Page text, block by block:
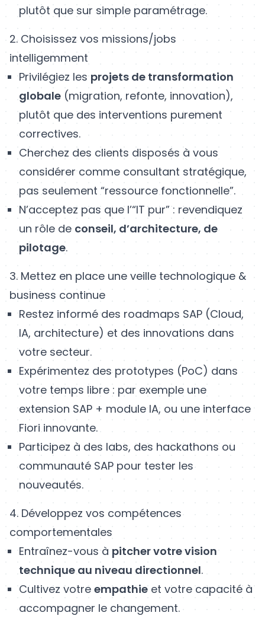
plutôt que sur simple paramétrage.
2. Choisissez vos missions/jobs
intelligemment
Privilégiez les projets de transformation
globale (migration, refonte, innovation),
plutôt que des interventions purement
correctives.
Cherchez des clients disposés à vous
considérer comme consultant stratégique,
pas seulement “ressource fonctionnelle”.
N’acceptez pas que l’“IT pur” : revendiquez
un rôle de conseil, d’architecture, de
pilotage.
3. Mettez en place une veille technologique &
business continue
Restez informé des roadmaps SAP (Cloud,
IA, architecture) et des innovations dans
votre secteur.
Expérimentez des prototypes (PoC) dans
votre temps libre : par exemple une
extension SAP + module IA, ou une interface
Fiori innovante.
Participez à des labs, des hackathons ou
communauté SAP pour tester les
nouveautés.
4. Développez vos compétences
comportementales
Entraînez-vous à pitcher votre vision
technique au niveau directionnel.
Cultivez votre empathie et votre capacité à
accompagner le changement.